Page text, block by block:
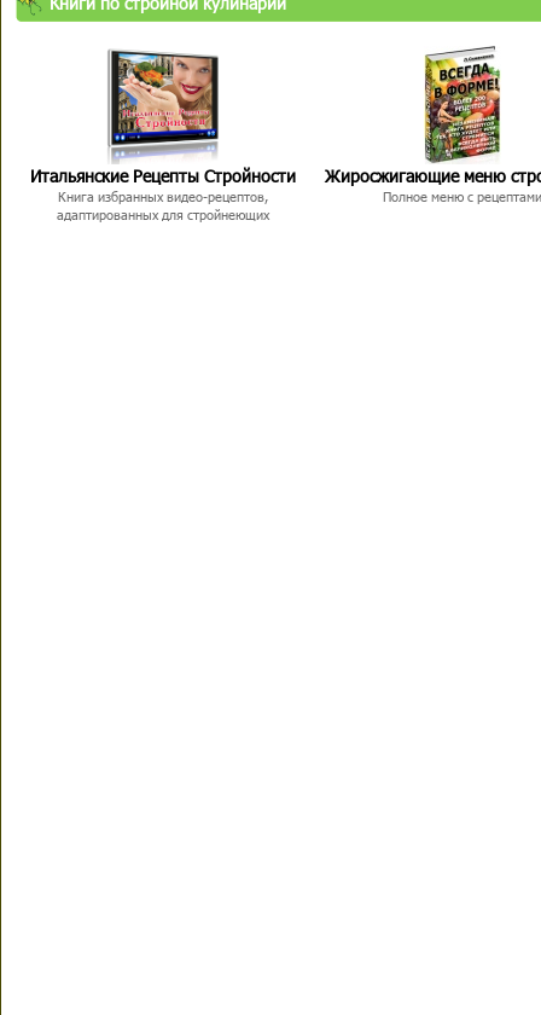
Итальянские Рецепты Стройности
Книга избранных видео-рецептов,
адаптированных для стройнеющих
Жиросжигающие меню
Полное меню с рецептами